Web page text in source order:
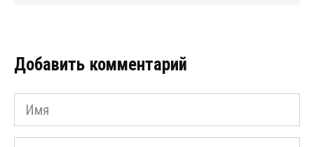
Добавить комментарий
Имя